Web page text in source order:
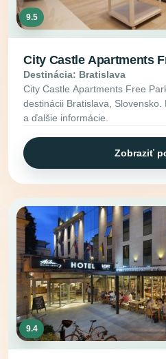
9.5
City Castle Apartments
Destinácia: Bratislava
City Castle Apartments Free
destinácii Bratislava,
a ďalšie informácie.
Zobraziť
9.4